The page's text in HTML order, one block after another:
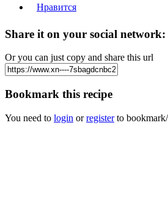
Нравится
Share it on your social network:
Or you can just copy and share this url
Bookmark this recipe
You need to login orregisterto